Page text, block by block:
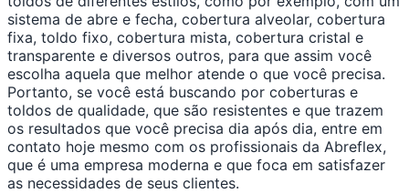
sistema de abre e fecha, cobertura alveolar, cobertura
fixa, toldo fixo, cobertura mista, cobertura cristal e
transparente e diversos outros, para que assim você
escolha aquela que melhor atende o que você precisa.
Portanto, se você está buscando por coberturas e
toldos de qualidade, que são resistentes e que trazem
os resultados que você precisa dia após dia, entre em
contato hoje mesmo com os profissionais da Abreflex,
que é uma empresa moderna e que foca em satisfazer
as necessidades de seus clientes.